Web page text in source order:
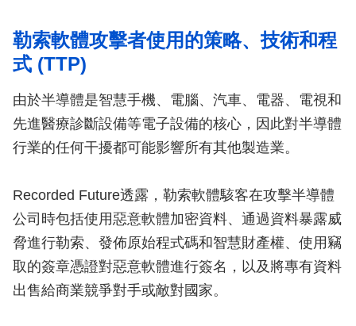
勒索軟體攻擊者使用的策略、技術和程
式 (TTP)
由於半導體是智慧手機、電腦、汽車、電器、電視和
先進醫療診斷設備等電子設備的核心，因此對半導體
行業的任何干擾都可能影響所有其他製造業。
Recorded Future透露，勒索軟體駭客在攻擊半導體
公司時包括使用惡意軟體加密資料、通過資料暴露威
脅進行勒索、發佈原始程式碼和智慧財產權、使用竊
取的簽章憑證對惡意軟體進行簽名，以及將專有資料
出售給商業競爭對手或敵對國家。